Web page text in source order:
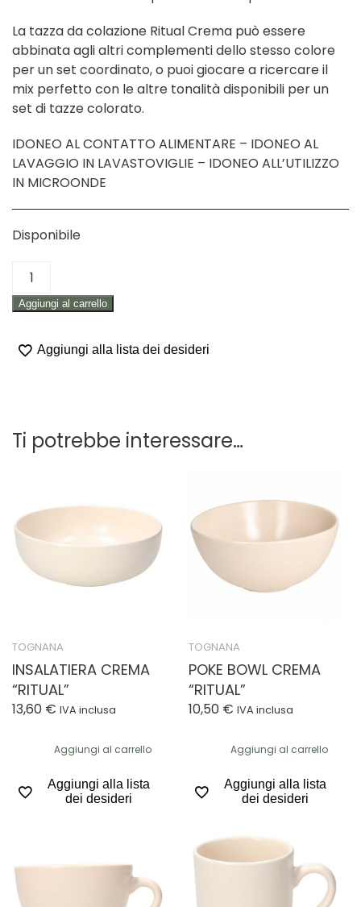
La tazza da colazione Ritual Crema può essere
abbinata agli altri complementi dello stesso colore
per un set coordinato, o puoi giocare a ricercare il
mix perfetto con le altre tonalità disponibili per un
set di tazze colorato.
IDONEO AL CONTATTO ALIMENTARE – IDONEO AL
LAVAGGIO IN LAVASTOVIGLIE – IDONEO ALL’UTILIZZO
IN MICROONDE
Disponibile
TAZZA
CREMA
quantità
Aggiungi al carrello
Aggiungi alla lista dei desideri
Ti potrebbe interessare…
TOGNANA
INSALATIERA CREMA
“RITUAL”
13,60 € IVA inclusa
Aggiungi al carrello
Aggiungi alla lista
dei desideri
TOGNANA
POKE BOWL CREMA
“RITUAL”
10,50 € IVA inclusa
Aggiungi al carrello
Aggiungi alla lista
dei desideri